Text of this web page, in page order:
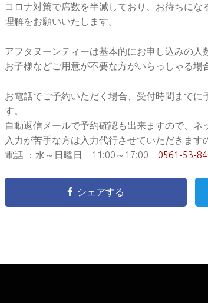
コロナ対策で席数を半減しており、お待ちに
理解をお願いいたします。
アフタヌーンティーは基本的にお申し込みの人
お子様などご用意が不要な方がいらっしゃる場
お電話でご予約いただく場合、受付時間までに
す。
自動返信メールで予約確認も出来ますので、ネ
入力が苦手な方は入力代行させていただきます
電話 ：水～日曜日 11:00～17:00 0561-53-
シェアする